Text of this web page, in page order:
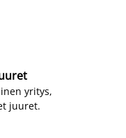
yritys,
juuret.